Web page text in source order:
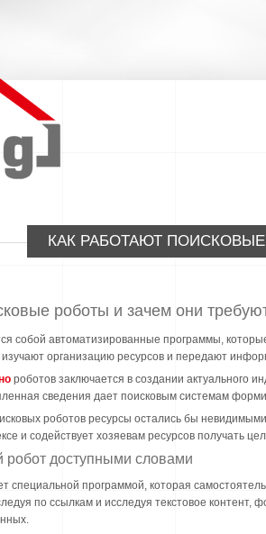
КАК РАБОТАЮТ
роботы и зачем они
собой автоматизированные программы,
организацию ресурсов и передают
роботов заключается в создании актуального
сведения дает поисковым системам
роботов ресурсы остались бы
и содействует хозяевам ресурсов получать
робот доступными словами
специальной программой, которая
по ссылкам и исследуя текстовое